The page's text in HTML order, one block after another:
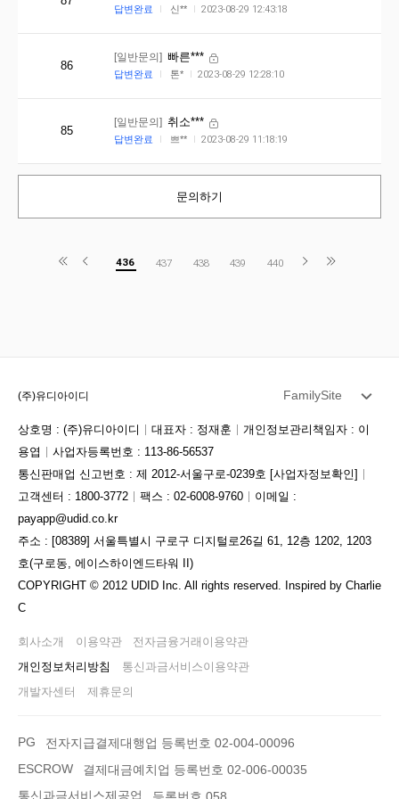
답변완료 신** 2023-08-29 12:43:18
86
[일반문의] 빠른***
답변완료 톤* 2023-08-29 12:28:10
85
[일반문의] 취소***
답변완료 쁘** 2023-08-29 11:18:19
문의하기
436 437 438 439 440
(주)유디아이디 FamilySite
상호명 : (주)유디아이디 대표자 : 정재훈
개인정보관리책임자 : 이
용엽
사업자등록번호 : 113-86-56537
통신판매업 신고번호 : 제 2012-서울구로-0239호 [사업자정보확인]
고객센터 : 1800-3772
팩스 : 02-6008-9760
이메일 :
payapp@udid.co.kr
주소 : [08389] 서울특별시 구로구 디지털로26길 61, 12층 1202, 1203
호(구로동, 에이스하이엔드타워 II)
COPYRIGHT © 2012 UDID Inc. All rights reserved. Inspired by Charlie
C
회사소개 이용약관 전자금융거래이용약관
개인정보처리방침 통신과금서비스이용약관
개발자센터 제휴문의
PG
전자지급결제대행업 등록번호 02-004-00096
ESCROW
결제대금예치업 등록번호 02-006-00035
통신과금서비스제공업